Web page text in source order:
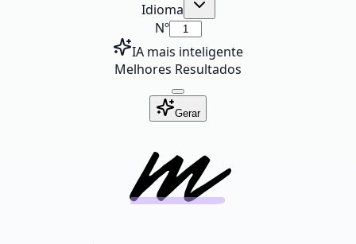
Idioma
Nº
IA mais inteligente
Melhores Resultados
Gerar